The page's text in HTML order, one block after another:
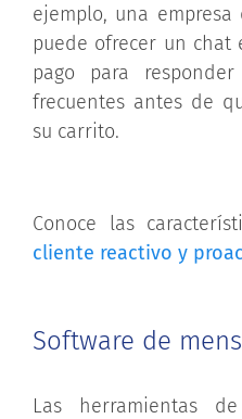
ejemplo, una
puede ofrecer un chat
pago para
frecuentes antes de
su carrito.
Conoce las
cliente reactivo y
Software de
Las herramientas